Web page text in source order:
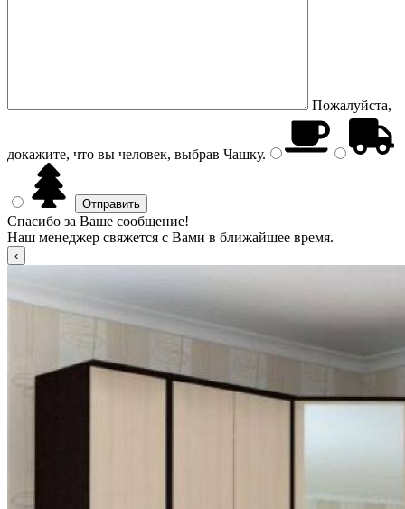
Пожалуйста,
докажите, что вы человек, выбрав Чашку.
Спасибо за Ваше сообщение!
Наш менеджер свяжется с Вами в ближайшее время.